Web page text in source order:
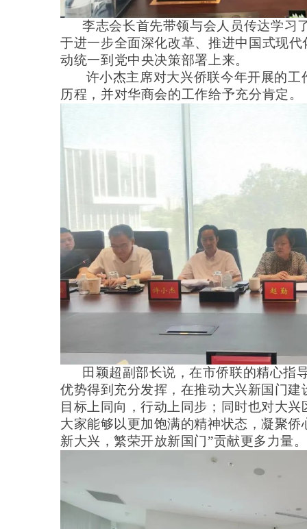
李志会长首先带领与会人员传达学习
于进一步全面深化改革、推进中国式现
动统一到党中央决策部署上来。
许小杰主席对大兴侨联今年开展的
历程，并对华商会的工作给予充分肯定。
田颖超副部长说，在市侨联的精心指
优势得到充分发挥，在推动大兴新国门建
目标上同向，行动上同步；同时也对大
大家能够以更加饱满的精神状态，凝聚
新大兴，繁荣开放新国门”贡献更多力量。